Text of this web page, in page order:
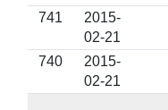
741
2015-
02-21
740
2015-
02-21